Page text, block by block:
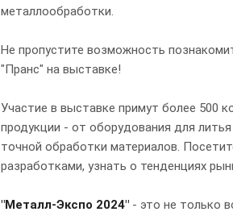
металлообработки.
Не пропустите возможность
"Пранс" на выставке!
Участие в выставке примут более 500
продукции - от оборудования для
точной обработки материалов.
разработками, узнать о тенденциях
"Металл-Экспо 2024" - это не только